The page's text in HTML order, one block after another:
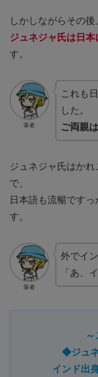
しかしながらその後
ジュネジャ氏は日
す。
筆者
これも
した。
ご両親
ジュネジャ氏はか
で、
日本語も流暢です
す。
筆者
外でイ
「あ、
◆ジュ
インド出